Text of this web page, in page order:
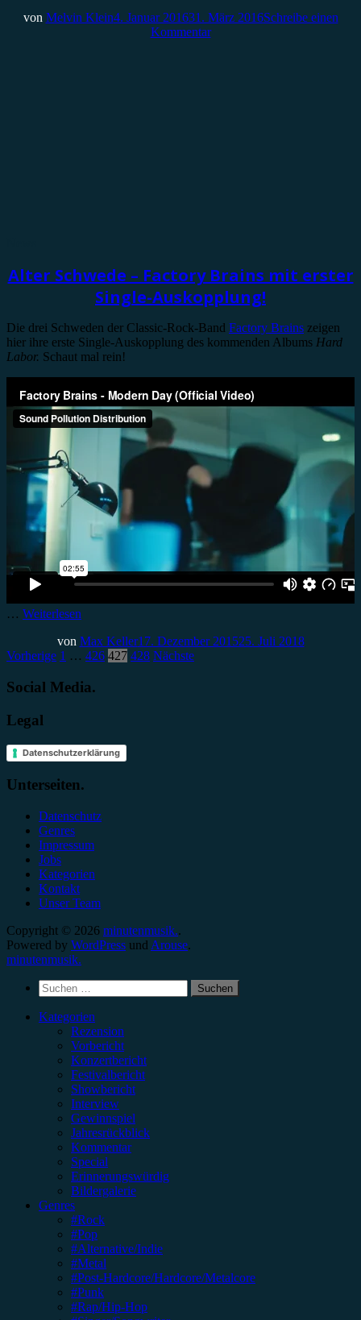
von Melvin Klein4. Januar 201631. März 2016Schreibe einen
Kommentar
Alter Schwede – Factory Brains mit erster
Single-Auskopplung!
Die drei Schweden der Classic-Rock-Band Factory Brains zeigen
hier ihre erste Single-Auskopplung des kommenden Albums Hard
Labor. Schaut mal rein!
… Weiterlesen
von Max Keller17. Dezember 201525. Juli 2018
Seitennummerierung
Beiträge
Vorherige 1 … 426 427 428 Nächste
Social Media.
Legal
Datenschutzerklärung
Unterseiten.
Datenschutz
Genres
Impressum
Jobs
Kategorien
Kontakt
Unser Team
Copyright © 2026 minutenmusik..
Powered by WordPress und Arouse.
minutenmusik.
Suchen
nach:
Kategorien
Rezension
Vorbericht
Konzertbericht
Festivalbericht
Showbericht
Interview
Gewinnspiel
Jahresrückblick
Kommentar
Special
Erinnerungswürdig
Bildergalerie
Genres
#Rock
#Pop
#Alternative/Indie
#Metal
#Post-Hardcore/Hardcore/Metalcore
#Punk
#Rap/Hip-Hop